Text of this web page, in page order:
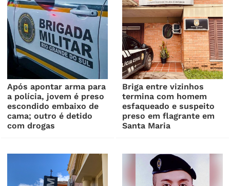
Após apontar arma para
a polícia, jovem é preso
escondido embaixo de
cama; outro é detido
com drogas
Briga entre vizinhos
termina com homem
esfaqueado e suspeito
preso em flagrante em
Santa Maria